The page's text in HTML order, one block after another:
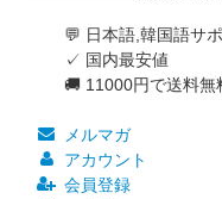
💬 日本語,韓国語サ
✓ 国内最安値
🚚 11000円で送料無
メルマガ
アカウント
会員登録